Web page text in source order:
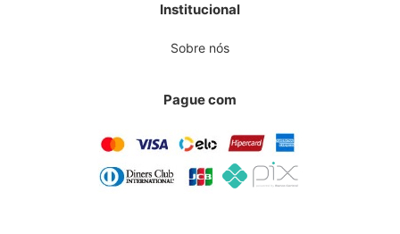
Institucional
Sobre nós
Pague com